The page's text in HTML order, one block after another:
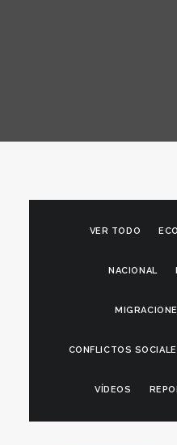
VER TODO
NACIONAL
CONFLICTOS
VÍDEOS